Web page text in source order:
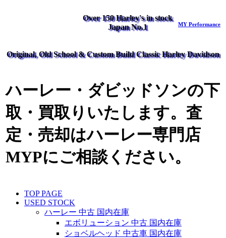
Over 150 Harley's in stock
Japan No.1
MY Performance
Original, Old School & Custom Build Classic Harley Davidson
ハーレー・ダビッドソンの下
取・買取りいたします。査
定・売却はハーレー専門店
MYPにご相談ください。
TOP PAGE
USED STOCK
ハーレー 中古 国内在庫
エボリューション 中古 国内在庫
ショベルヘッド 中古車 国内在庫